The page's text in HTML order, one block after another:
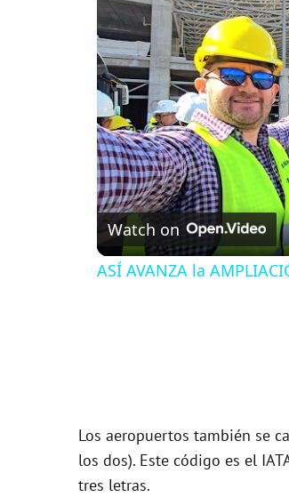
Watch on
ASÍ AVANZA la
Los aeropuertos también se
los dos). Este código es el
tres letras.